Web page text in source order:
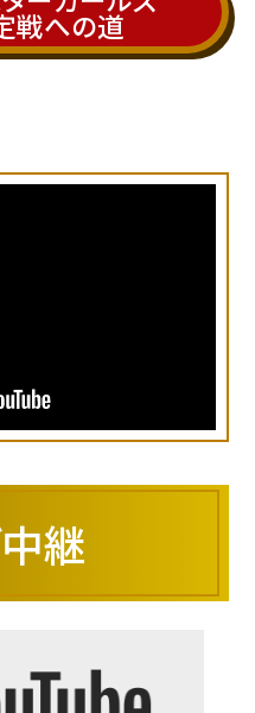
戦への道
継